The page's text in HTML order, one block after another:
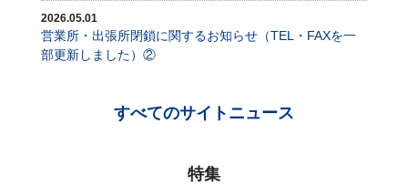
2026.05.01
営業所・出張所閉鎖に関するお知らせ（TEL・FAXを一
部更新しました）②
すべてのサイトニュース
特集